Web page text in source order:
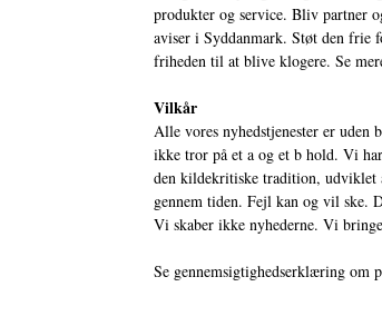
produkter og service. Bliv partner
aviser i Syddanmark. Støt den frie
friheden til at blive klogere. Se
Vilkår
Alle vores nyhedstjenester er uden
ikke tror på et a og et b hold. Vi
den kildekritiske tradition, udviklet
gennem tiden. Fejl kan og vil ske.
Vi skaber ikke nyhederne. Vi
Se gennemsigtighedserklæring om